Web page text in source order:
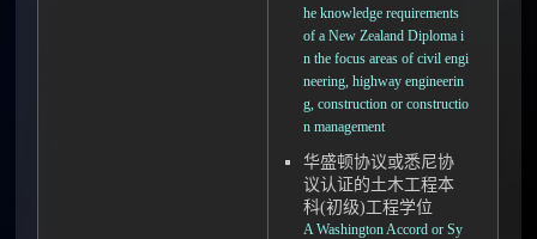
he knowledge requirements
of a New Zealand Diploma i
n the focus areas of civil engi
neering, highway engineerin
g, construction or constructio
n management
华盛顿协议或悉尼协
议认证的土木工程本
科(初级)工程学位
A Washington Accord or Sy